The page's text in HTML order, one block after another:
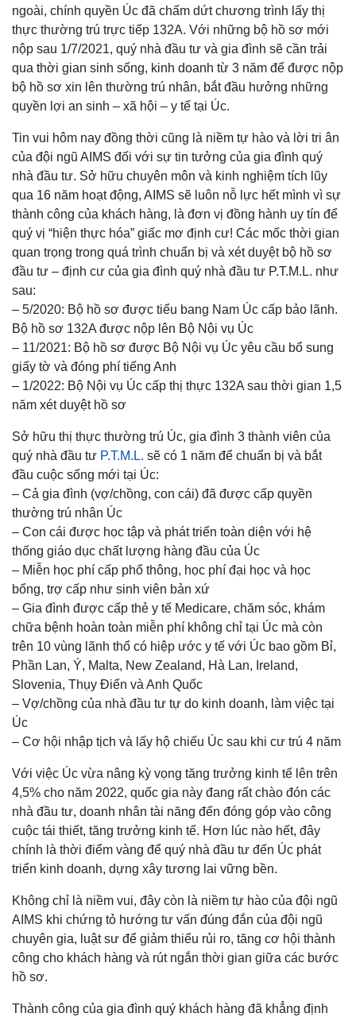
ngoài, chính quyền Úc đã chấm dứt chương trình lấy thị
thực thường trú trực tiếp 132A. Với những bộ hồ sơ mới
nộp sau 1/7/2021, quý nhà đầu tư và gia đình sẽ cần trải
qua thời gian sinh sống, kinh doanh từ 3 năm để được nộp
bộ hồ sơ xin lên thường trú nhân, bắt đầu hưởng những
quyền lợi an sinh – xã hội – y tế tại Úc.
Tin vui hôm nay đồng thời cũng là niềm tự hào và lời tri ân
của đội ngũ AIMS đối với sự tin tưởng của gia đình quý
nhà đầu tư. Sở hữu chuyên môn và kinh nghiệm tích lũy
qua 16 năm hoạt động, AIMS sẽ luôn nỗ lực hết mình vì sự
thành công của khách hàng, là đơn vị đồng hành uy tín để
quý vị “hiện thực hóa” giấc mơ định cư! Các mốc thời gian
quan trọng trong quá trình chuẩn bị và xét duyệt bộ hồ sơ
đầu tư – định cư của gia đình quý nhà đầu tư P.T.M.L. như
sau:
– 5/2020: Bộ hồ sơ được tiểu bang Nam Úc cấp bảo lãnh.
Bộ hồ sơ 132A được nộp lên Bộ Nội vụ Úc
– 11/2021: Bộ hồ sơ được Bộ Nội vụ Úc yêu cầu bổ sung
giấy tờ và đóng phí tiếng Anh
– 1/2022: Bộ Nội vụ Úc cấp thị thực 132A sau thời gian 1,5
năm xét duyệt hồ sơ
Sở hữu thị thực thường trú Úc, gia đình 3 thành viên của
quý nhà đầu tư P.T.M.L. sẽ có 1 năm để chuẩn bị và bắt
đầu cuộc sống mới tại Úc:
– Cả gia đình (vợ/chồng, con cái) đã được cấp quyền
thường trú nhân Úc
– Con cái được học tập và phát triển toàn diện với hệ
thống giáo dục chất lượng hàng đầu của Úc
– Miễn học phí cấp phổ thông, học phí đại học và học
bổng, trợ cấp như sinh viên bản xứ
– Gia đình được cấp thẻ y tế Medicare, chăm sóc, khám
chữa bệnh hoàn toàn miễn phí không chỉ tại Úc mà còn
trên 10 vùng lãnh thổ có hiệp ước y tế với Úc bao gồm Bỉ,
Phần Lan, Ý, Malta, New Zealand, Hà Lan, Ireland,
Slovenia, Thụy Điển và Anh Quốc
– Vợ/chồng của nhà đầu tư tự do kinh doanh, làm việc tại
Úc
– Cơ hội nhập tịch và lấy hộ chiếu Úc sau khi cư trú 4 năm
Với việc Úc vừa nâng kỳ vọng tăng trưởng kinh tế lên trên
4,5% cho năm 2022, quốc gia này đang rất chào đón các
nhà đầu tư, doanh nhân tài năng đến đóng góp vào công
cuộc tái thiết, tăng trưởng kinh tế. Hơn lúc nào hết, đây
chính là thời điểm vàng để quý nhà đầu tư đến Úc phát
triển kinh doanh, dựng xây tương lai vững bền.
Không chỉ là niềm vui, đây còn là niềm tự hào của đội ngũ
AIMS khi chứng tỏ hướng tư vấn đúng đắn của đội ngũ
chuyên gia, luật sư để giảm thiểu rủi ro, tăng cơ hội thành
công cho khách hàng và rút ngắn thời gian giữa các bước
hồ sơ.
Thành công của gia đình quý khách hàng đã khẳng định